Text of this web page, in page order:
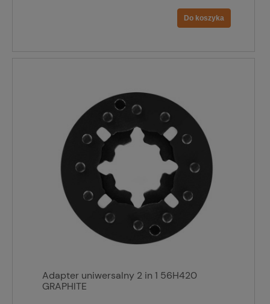
Do koszyka
Adapter uniwersalny 2 in 1 56H420
GRAPHITE